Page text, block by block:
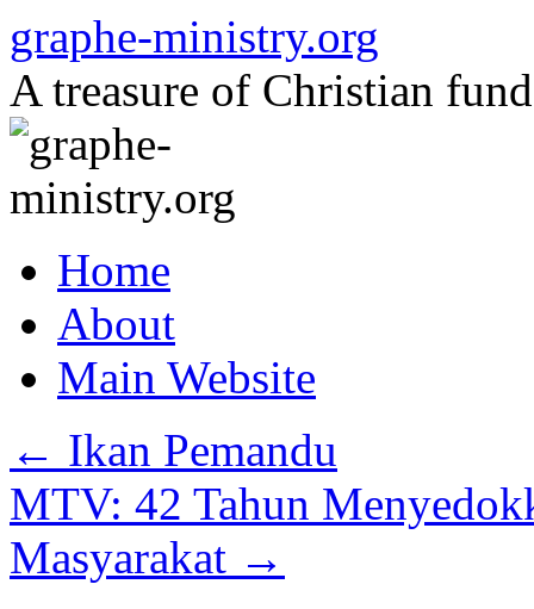
to
content
graphe-ministry.org
A treasure of Christian
Home
About
Main Website
← Ikan Pemandu
MTV: 42 Tahun
Masyarakat →